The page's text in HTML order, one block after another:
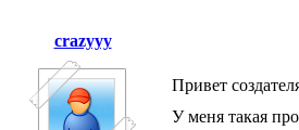
crazyyy
Привет
У меня такая